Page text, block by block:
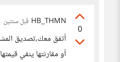
0
HB_THMN قبل سنتين
أتفق معك،تصديق
أو مقارنتها ينفي